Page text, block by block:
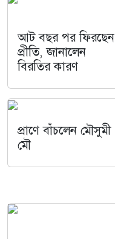
আট বছর পর ফিরছেন
প্রীতি, জানালেন
বিরতির কারণ
প্রাণে বাঁচলেন মৌসুমী
মৌ